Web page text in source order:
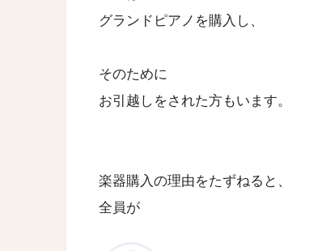
グランドピアノを購入し、
そのために
お引越しをされた方もいます。
楽器購入の理由をたずねると、
全員が